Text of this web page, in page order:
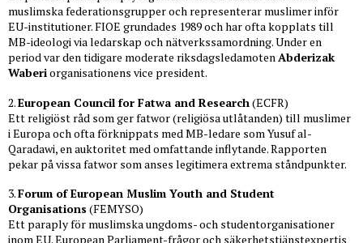
muslimska federationsgrupper och representerar muslimer inför
EU-institutioner. FIOE grundades 1989 och har ofta kopplats till
MB-ideologi via ledarskap och nätverkssamordning. Under en
period var den tidigare moderate riksdagsledamotenAbderizak
Waberiorganisationens vice president.
2.European Council for Fatwa and Research(ECFR)
Ett religiöst råd som ger fatwor (religiösa utlåtanden) till muslimer
i Europa och ofta förknippats med MB-ledare som Yusuf al-
Qaradawi, en auktoritet med omfattande inflytande. Rapporten
pekar på vissa fatwor som anses legitimera extrema ståndpunkter.
3.Forum of European Muslim Youth and Student
Organisations (FEMYSO)
Ett paraply för muslimska ungdoms- och studentorganisationer
inom EU. European Parliament-frågor och säkerhetstjänstexpertis